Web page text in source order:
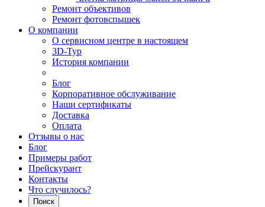
Ремонт объективов
Ремонт фотовспышек
О компании
О сервисном центре в настоящем
3D-Тур
История компании
Блог
Корпоративное обслуживание
Наши сертификаты
Доставка
Оплата
Отзывы о нас
Блог
Примеры работ
Прейскурант
Контакты
Что случилось?
Поиск